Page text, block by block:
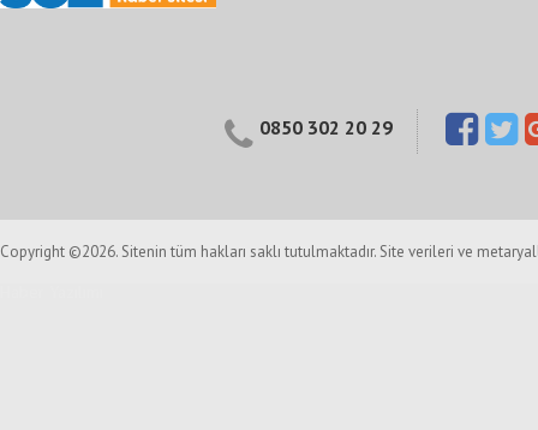
0850 302 20 29
Copyright ©2026. Sitenin tüm hakları saklı tutulmaktadır. Site verileri ve